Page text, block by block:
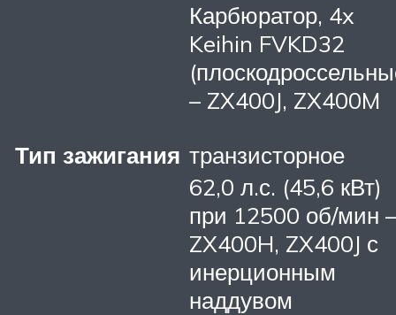
Карбюратор, 4x
Keihin FVKD32
– ZX400J, ZX400M
Тип зажигания транзисторное
62,0 л.с. (45,6 кВт)
при 12500 об/мин –
ZX400H, ZX400J с
инерционным
наддувом